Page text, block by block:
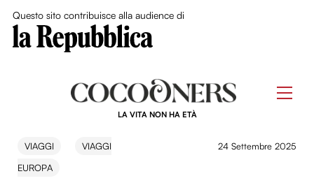
Questo sito contribuisce alla audience di
LA VITA NON HA ETÀ
VIAGGI
VIAGGI
EUROPA
24 Settembre 2025